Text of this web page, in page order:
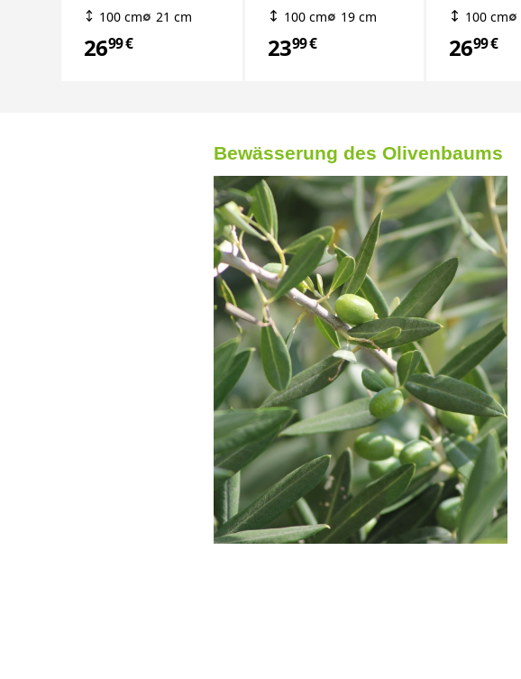
100 cm
21 cm
2699 €
100 cm
19 cm
2399 €
100 cm
2699 €
Bewässerung des Olivenbaums